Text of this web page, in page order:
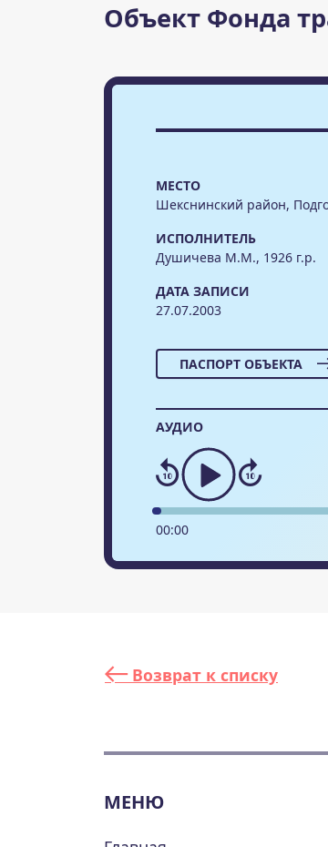
Объект Фонда
МЕСТО
Шекснинский район,
ИСПОЛНИТЕЛЬ
Душичева М.М., 1926 г.р.
ДАТА ЗАПИСИ
27.07.2003
ПАСПОРТ ОБЪЕКТА
АУДИО
00:00
Возврат к списку
МЕНЮ